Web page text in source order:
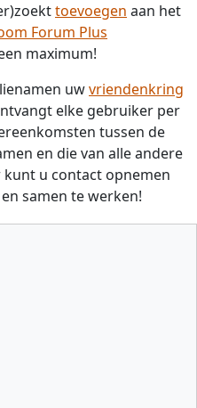
toevoegen aan het
Forum Plus
maximum!
uwvriendenkring
elke gebruiker per
tussen de
en die van alle andere
u contact opnemen
samen te werken!